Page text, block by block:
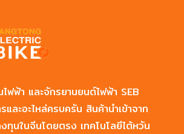
ฟฟ้า และจักรยานยนต์ไฟฟ้า SEB
ละอะไหล่ครบครัน สินค้านำเข้าจาก
ทุนในจีนโดยตรง เทคโนโลยีไต้หวัน